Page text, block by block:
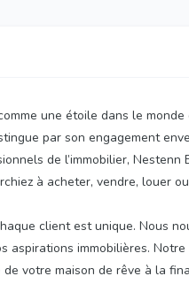
une étoile dans le monde
par son engagement
de l’immobilier,
à acheter, vendre, louer
client est unique. Nous
aspirations immobilières.
votre maison de rêve à la